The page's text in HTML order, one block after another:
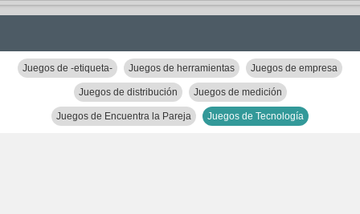
Juegos de -etiqueta- Juegos de herramientas Juegos de empresa
Juegos de distribución Juegos de medición
Juegos de Encuentra la Pareja Juegos de Tecnología